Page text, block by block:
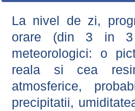
La nivel de zi,
orare (din 3 in 3
meteorologici: o
reala si cea
atmosferice,
precipitatii,